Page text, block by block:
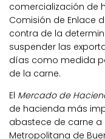
comercialización de
Comisión de Enlace
contra de la
suspender las
días como medida
de la carne.
El Mercado de
de hacienda más
abastece de carne a
Metropolitana de